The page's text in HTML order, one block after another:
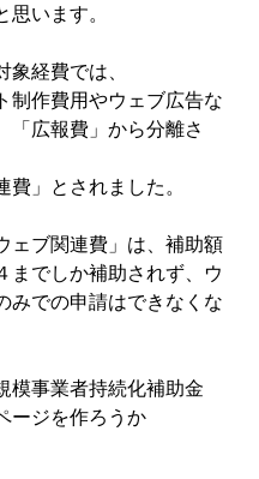
思います。
象経費では、
制作費用やウェブ広告な
「広報費」から分離さ
費」とされました。
ェブ関連費」は、補助額
までしか補助されず、ウ
みでの申請はできなくな
模事業者持続化補助金
ージを作ろうか